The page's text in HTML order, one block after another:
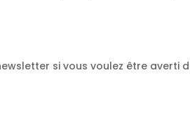
si vous voulez être averti